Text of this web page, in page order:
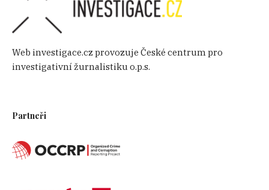
Web investigace.cz provozuje České centrum pro
investigativní žurnalistiku o.p.s.
Partneři